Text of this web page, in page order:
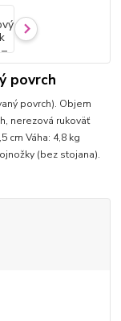
povrch
povrch). Objem
nerezová rukoväť
cm Váha: 4,8 kg
(bez stojana).